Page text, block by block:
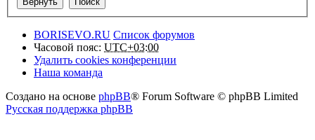
BORISEVO.RU Список форумов
Часовой пояс: UTC+03:00
Удалить cookies конференции
Наша команда
Создано на основе phpBB® Forum Software © phpBB Limited
Русская поддержка phpBB